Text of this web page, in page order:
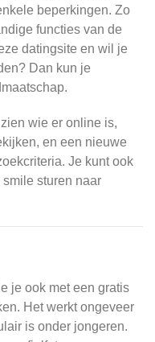
beperkingen. Zo
functies van de
datingsite en wil je
Dan kun je
wie er online is,
en een nieuwe
Je kunt ook
sturen naar
je ook met een gratis
Het werkt ongeveer
is onder jongeren.